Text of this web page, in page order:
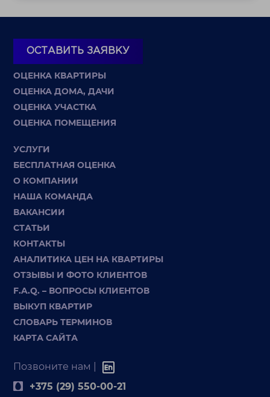
ОСТАВИТЬ ЗАЯВКУ
ОЦЕНКА КВАРТИРЫ
ОЦЕНКА ДОМА, ДАЧИ
ОЦЕНКА УЧАСТКА
ОЦЕНКА ПОМЕЩЕНИЯ
УСЛУГИ
БЕСПЛАТНАЯ ОЦЕНКА
О КОМПАНИИ
НАША КОМАНДА
ВАКАНСИИ
СТАТЬИ
КОНТАКТЫ
АНАЛИТИКА ЦЕН НА КВАРТИРЫ
ОТЗЫВЫ И ФОТО КЛИЕНТОВ
F.A.Q. – ВОПРОСЫ КЛИЕНТОВ
ВЫКУП КВАРТИР
СЛОВАРЬ ТЕРМИНОВ
КАРТА САЙТА
Позвоните нам |
+375 (29) 550-00-21